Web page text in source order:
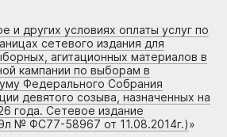
и других условиях оплаты услуг по
сетевого издания для
агитационных материалов в
кампании по выборам в
Федерального Собрания
девятого созыва, назначенных на
года. Сетевое издание
№ ФС77-58967 от 11.08.2014г.)»